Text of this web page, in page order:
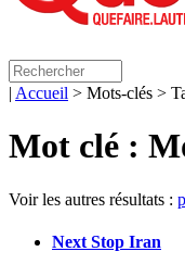
| Accueil > Mots-clés >
Mot clé :
Voir les autres résultats :
Next Stop Iran